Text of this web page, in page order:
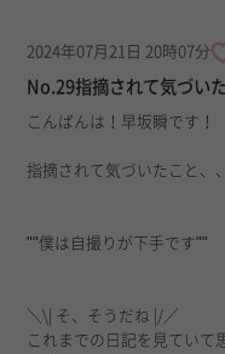
2024年07月21日 20時07分
No.29指摘されて気づい
こんばんは！早坂瞬です！
指摘されて気づいたこと、
""僕は自撮りが下手です""
＼\| そ、そうだね |/／
これまでの日記を見ていて